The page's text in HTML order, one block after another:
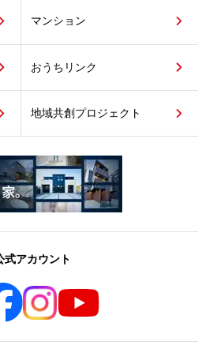
マンション
おうちリンク
地域共創プロジェクト
式アカウント